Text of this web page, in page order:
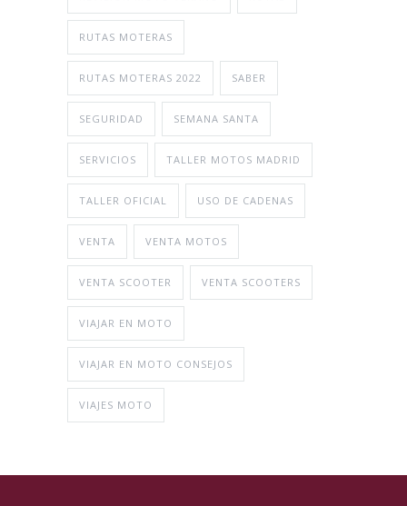
RUTAS MOTERAS
RUTAS MOTERAS 2022 SABER
SEGURIDAD SEMANA SANTA
SERVICIOS TALLER MOTOS MADRID
TALLER OFICIAL USO DE CADENAS
VENTA VENTA MOTOS
VENTA SCOOTER VENTA SCOOTERS
VIAJAR EN MOTO
VIAJAR EN MOTO CONSEJOS
VIAJES MOTO